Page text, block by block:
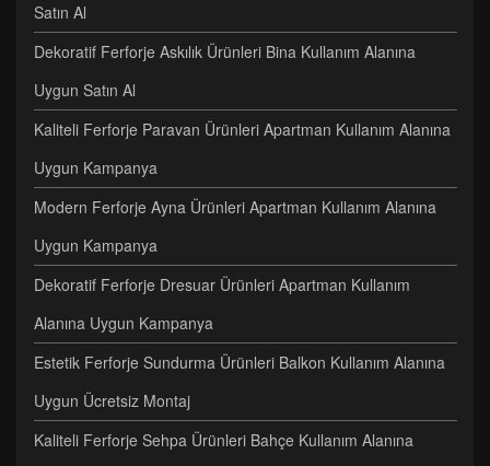
Satın Al
Dekoratif Ferforje Askılık Ürünleri Bina Kullanım Alanına
Uygun Satın Al
Kaliteli Ferforje Paravan Ürünleri Apartman Kullanım Alanına
Uygun Kampanya
Modern Ferforje Ayna Ürünleri Apartman Kullanım Alanına
Uygun Kampanya
Dekoratif Ferforje Dresuar Ürünleri Apartman Kullanım
Alanına Uygun Kampanya
Estetik Ferforje Sundurma Ürünleri Balkon Kullanım Alanına
Uygun Ücretsiz Montaj
Kaliteli Ferforje Sehpa Ürünleri Bahçe Kullanım Alanına